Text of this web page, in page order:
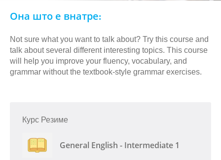
Она што е внатре:
Not sure what you want to talk about? Try this course and
talk about several different interesting topics. This course
will help you improve your fluency, vocabulary, and
grammar without the textbook-style grammar exercises.
Курс Резиме
General English - Intermediate 1